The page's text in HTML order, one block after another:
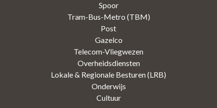
Spoor
Tram-Bus-Metro (TBM)
Post
Gazelco
Telecom-Vliegwezen
Overheidsdiensten
Lokale & Regionale Besturen (LRB)
Onderwijs
Cultuur